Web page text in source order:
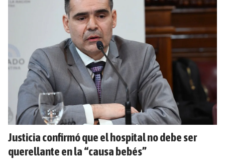
Justicia confirmó que el hospital no debe ser
querellante en la “causa bebés”